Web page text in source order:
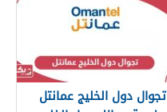
تجوال دول الخليج عمانتل